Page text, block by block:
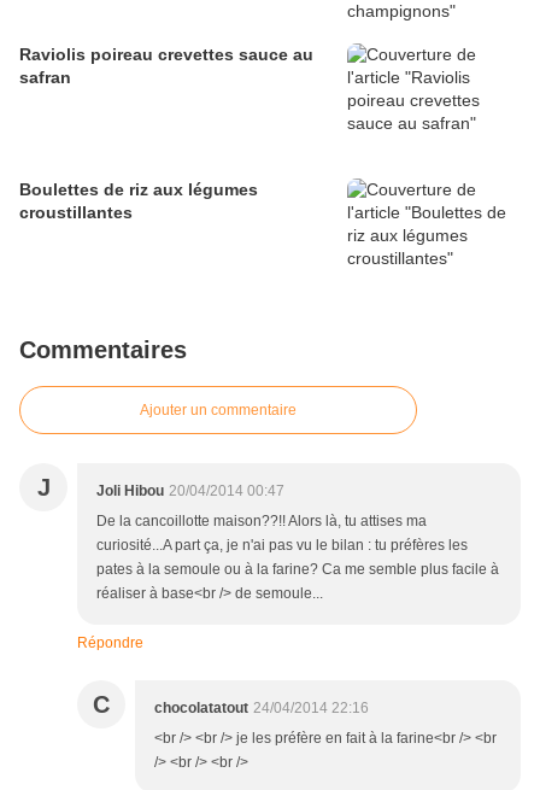
Raviolis poireau crevettes sauce au
safran
Boulettes de riz aux légumes
croustillantes
Commentaires
Ajouter un commentaire
J Joli Hibou 20/04/2014 00:47
De la cancoillotte maison??!! Alors là, tu attises ma
curiosité...A part ça, je n'ai pas vu le bilan : tu préfères les
pates à la semoule ou à la farine? Ca me semble plus facile à
réaliser à base<br /> de semoule...
Répondre
C chocolatatout 24/04/2014 22:16
<br /> <br /> je les préfère en fait à la farine<br /> <br
/> <br /> <br />